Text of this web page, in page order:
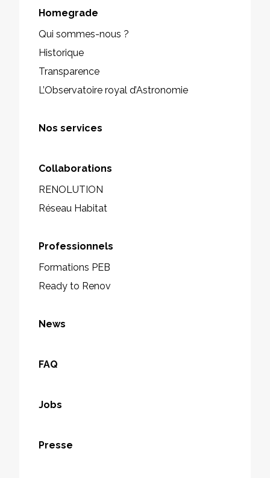
Homegrade
Qui sommes-nous ?
Historique
Transparence
L’Observatoire royal d’Astronomie
Nos services
Collaborations
RENOLUTION
Réseau Habitat
Professionnels
Formations PEB
Ready to Renov
News
FAQ
Jobs
Presse